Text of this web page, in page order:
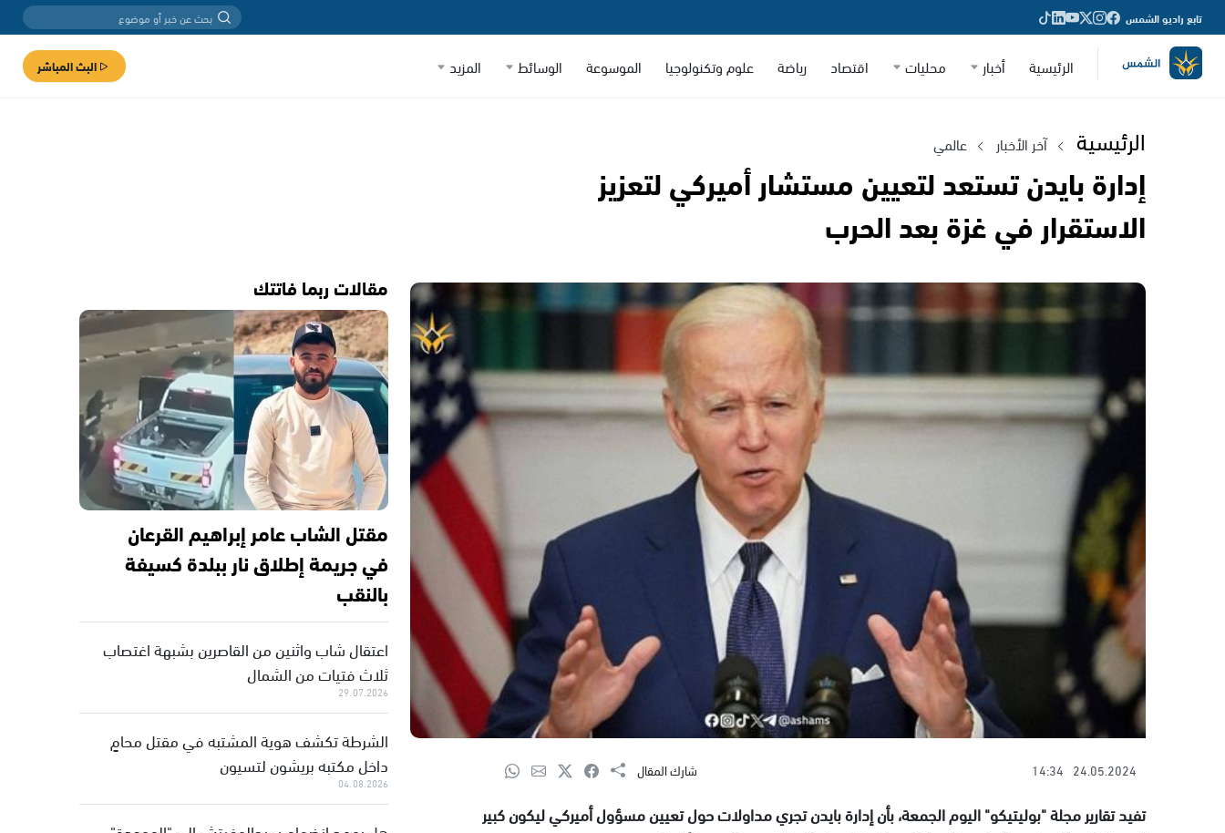
تابع راديو الشمس
الرئيسية أخبار محليات اقتصاد رياضة علوم وتكنولوجيا الموسوعة الوسائط المزيد البث المباشر
الرئيسية آخر الأخبار عالمي
إدارة بايدن تستعد لتعيين مستشار أميركي لتعزيز
الاستقرار في غزة بعد الحرب
24.05.2024
14:34 شارك المقال
تفيد تقارير مجلة "بوليتيكو" اليوم الجمعة، بأن إدارة بايدن تجري مداولات حول تعيين مسؤول أميركي ليكون كبير
مقالات ربما فاتتك
مقتل الشاب عامر إبراهيم القرعان
في جريمة إطلاق نار ببلدة كسيفة
بالنقب
اعتقال شاب واثنين من القاصرين بشبهة اغتصاب
ثلاث فتيات من الشمال
29.07.2026
الشرطة تكشف هوية المشتبه في مقتل محامٍ
داخل مكتبه بريشون لتسيون
04.08.2026